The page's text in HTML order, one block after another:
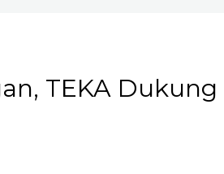
TEKA